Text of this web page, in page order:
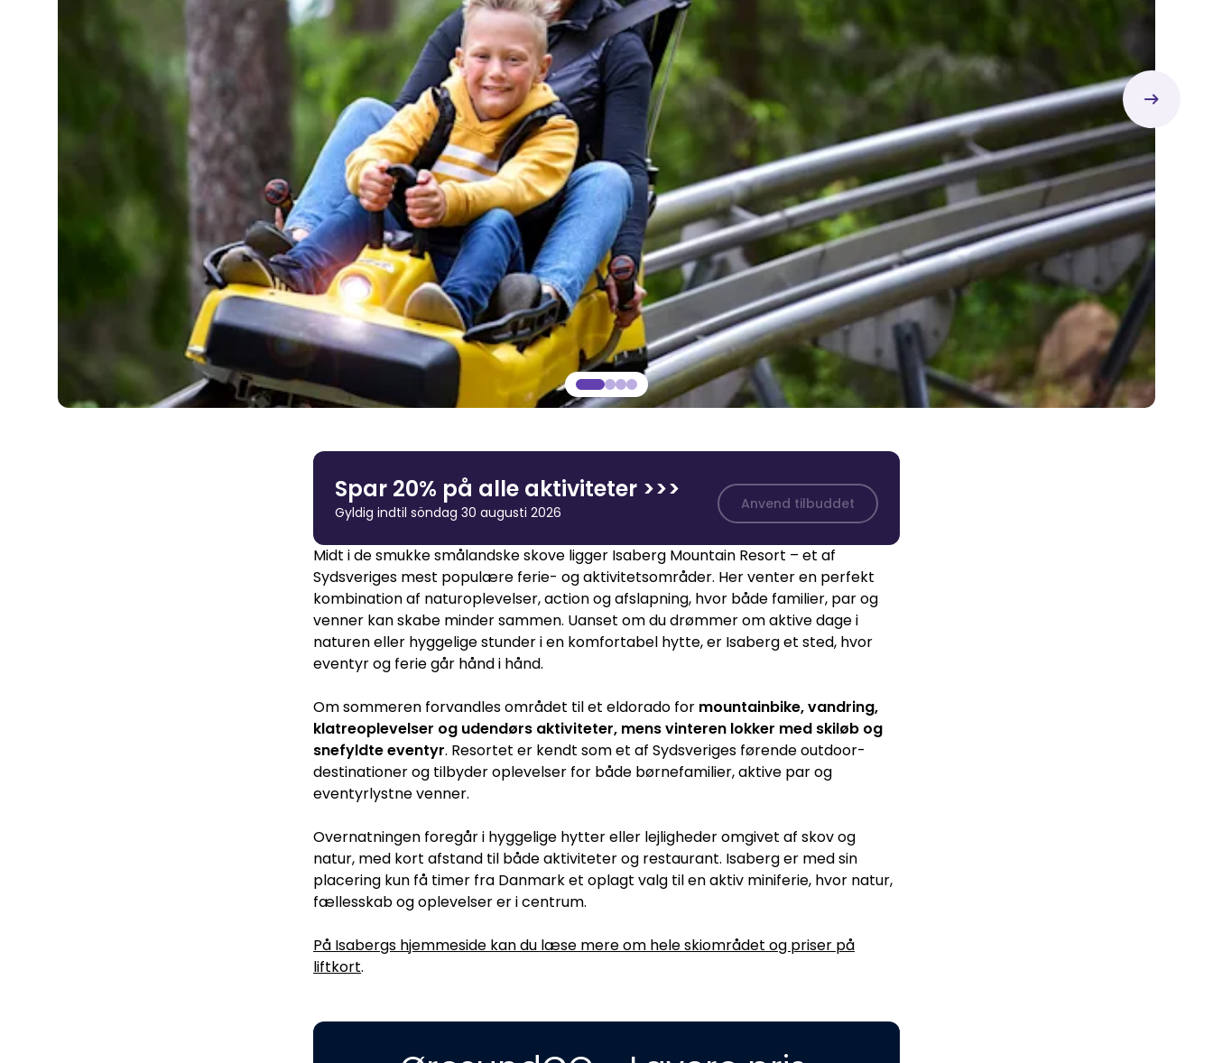
Spar 20% på alle aktiviteter >>>
Gyldig indtil söndag 30 augusti 2026 Anvend tilbuddet
Midt i de smukke smålandske skove ligger Isaberg Mountain Resort – et af
Sydsveriges mest populære ferie- og aktivitetsområder. Her venter en perfekt
kombination af naturoplevelser, action og afslapning, hvor både familier, par og
venner kan skabe minder sammen. Uanset om du drømmer om aktive dage i
naturen eller hyggelige stunder i en komfortabel hytte, er Isaberg et sted, hvor
eventyr og ferie går hånd i hånd.
Om sommeren forvandles området til et eldorado for mountainbike, vandring,
klatreoplevelser og udendørs aktiviteter, mens vinteren lokker med skiløb og
snefyldte eventyr. Resortet er kendt som et af Sydsveriges førende outdoor-
destinationer og tilbyder oplevelser for både børnefamilier, aktive par og
eventyrlystne venner.
Overnatningen foregår i hyggelige hytter eller lejligheder omgivet af skov og
natur, med kort afstand til både aktiviteter og restaurant. Isaberg er med sin
placering kun få timer fra Danmark et oplagt valg til en aktiv miniferie, hvor natur,
fællesskab og oplevelser er i centrum.
På Isabergs hjemmeside kan du læse mere om hele skiområdet og priser på
liftkort.